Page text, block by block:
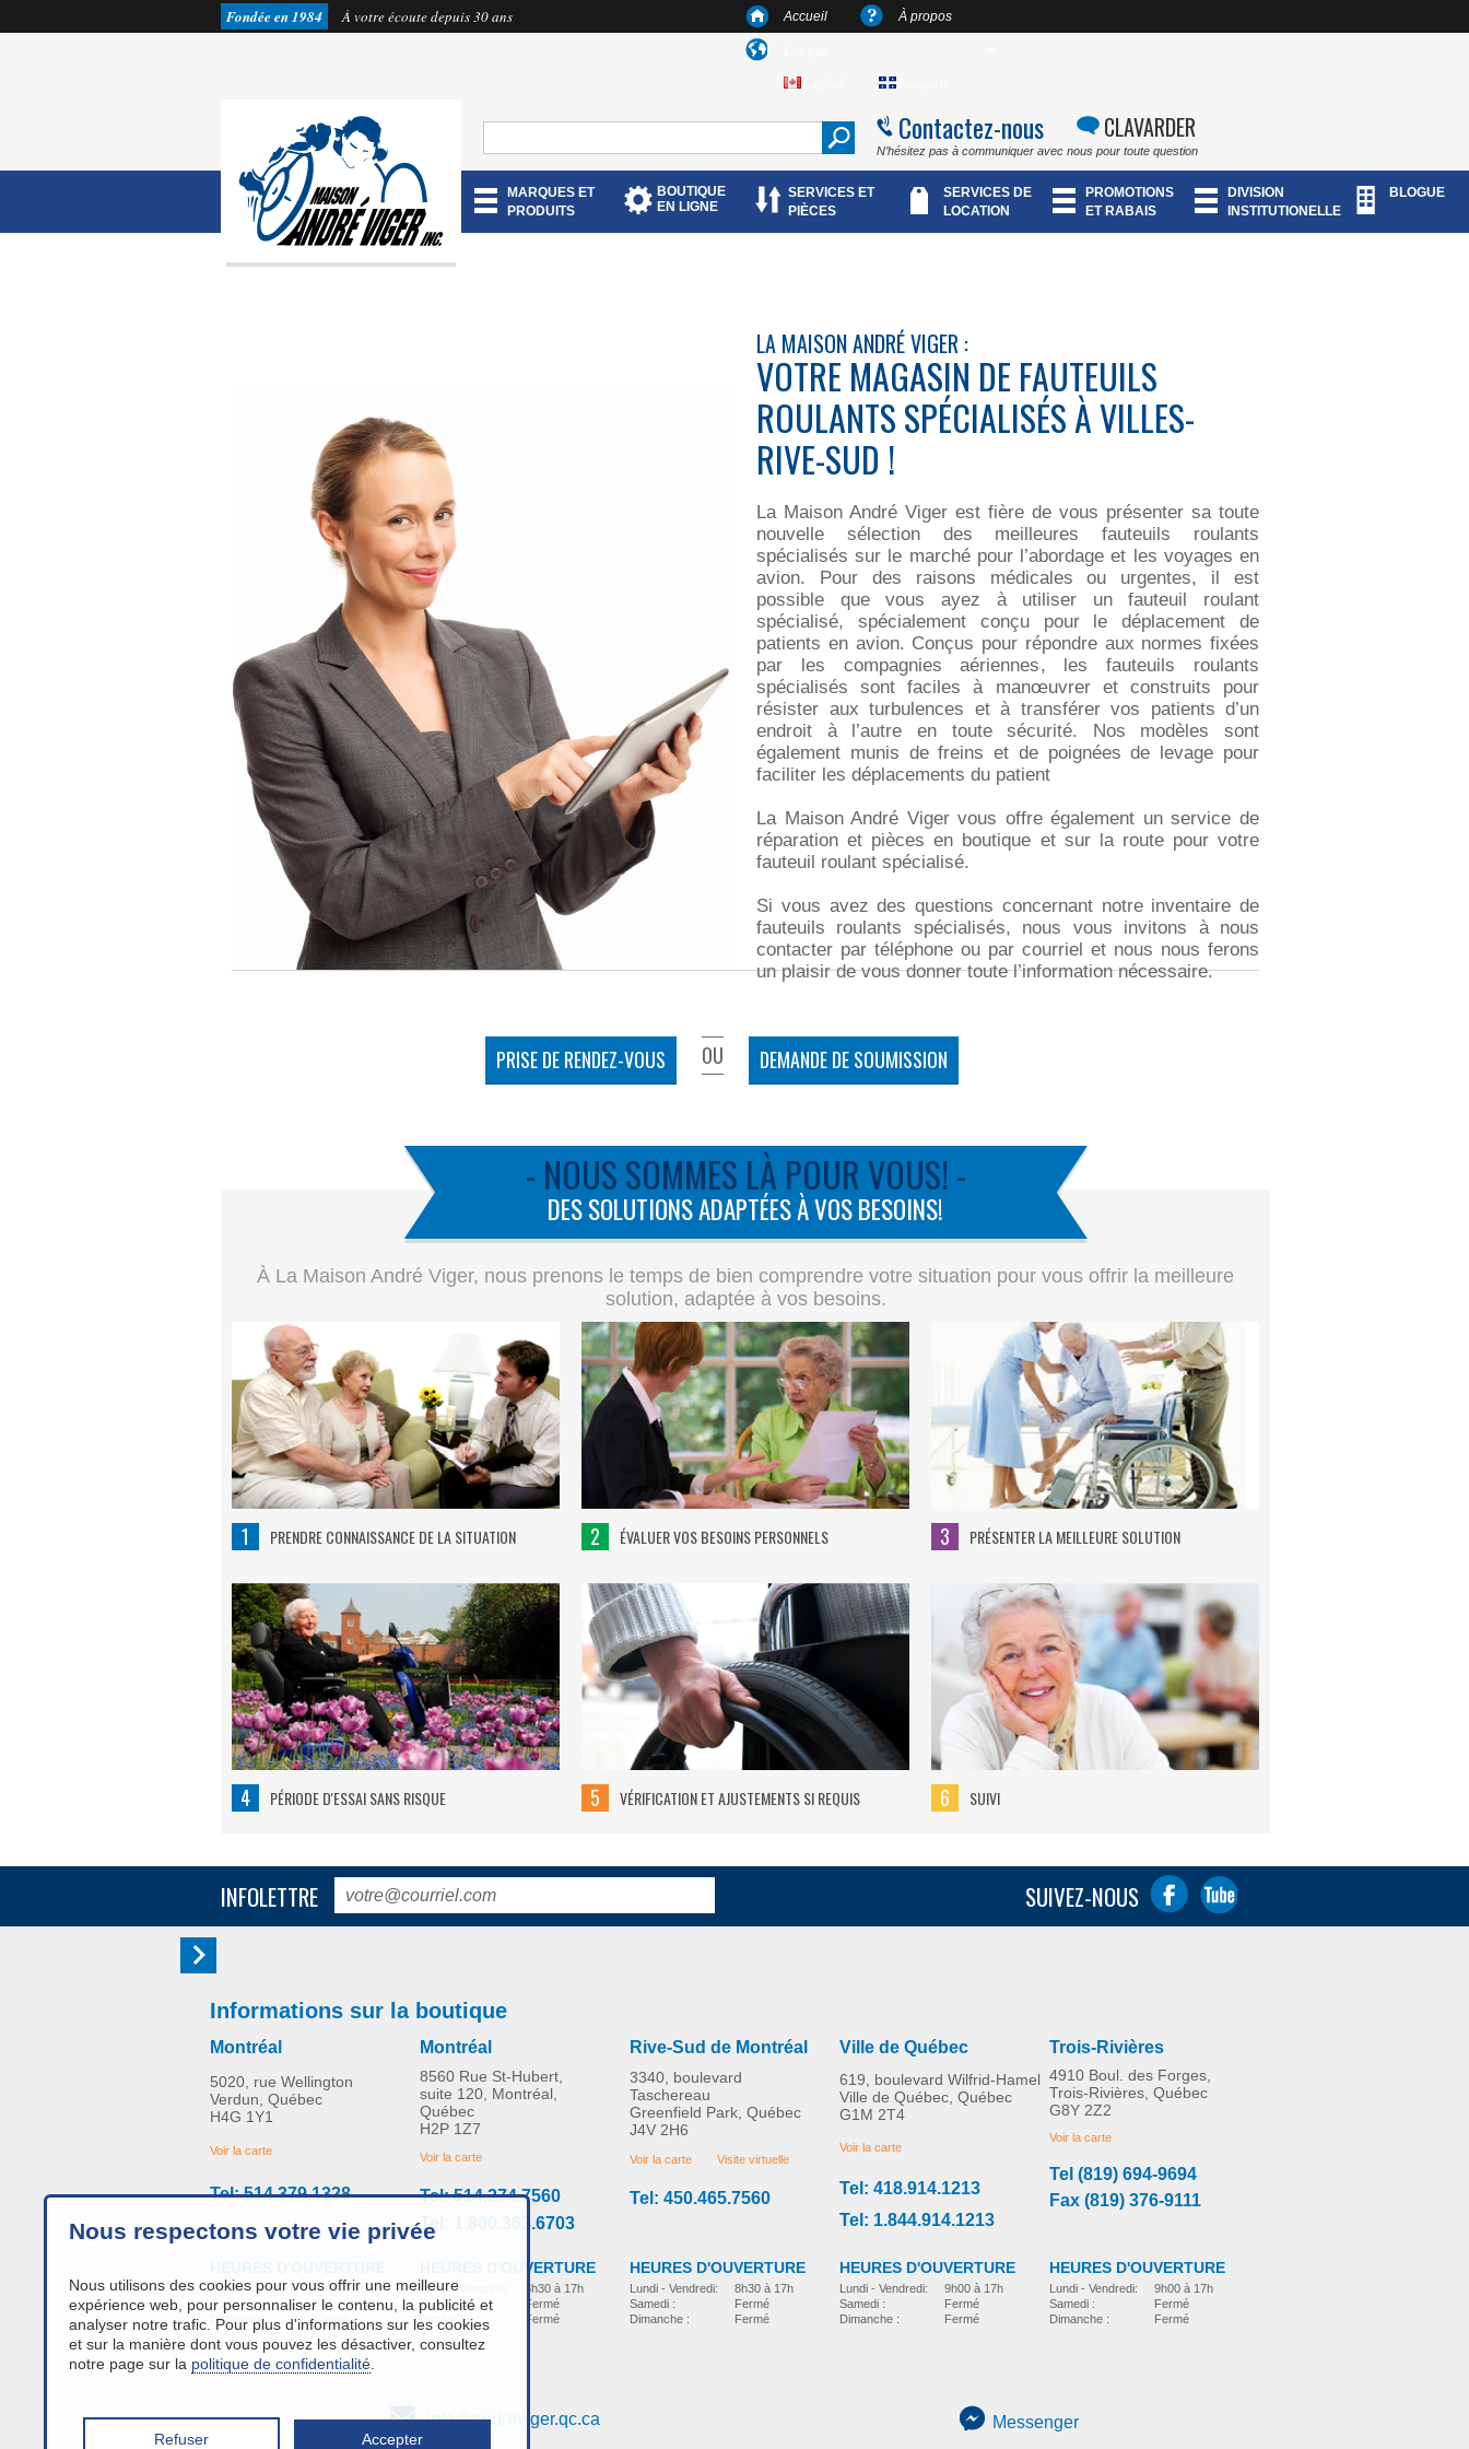
Fondée en 1984 À votre écoute depuis 30 ans Accueil À propos
Contactez-nous CLAVARDER
N’hésitez pas à communiquer avec nous pour toute question
MARQUES ET
PRODUITS
BOUTIQUE
EN LIGNE
SERVICES ET
PIÈCES
SERVICES DE
LOCATION
PROMOTIONS
ET RABAIS
DIVISION
INSTITUTIONELLE
BLOGUE
Nous respectons votre vie privée
Nous utilisons des cookies pour vous offrir une meilleure
expérience web, pour personnaliser le contenu, la publicité et
analyser notre trafic. Pour plus d'informations sur les cookies
et sur la manière dont vous pouvez les désactiver, consultez
notre page sur la politique de confidentialité.
Refuser Accepter
LA MAISON ANDRÉ VIGER :
VOTRE MAGASIN DE FAUTEUILS
ROULANTS SPÉCIALISÉS À VILLES-
RIVE-SUD !
La Maison André Viger est fière de vous présenter sa toute
nouvelle sélection des meilleures fauteuils roulants
spécialisés sur le marché pour l’abordage et les voyages en
avion. Pour des raisons médicales ou urgentes, il est
possible que vous ayez à utiliser un fauteuil roulant
spécialisé, spécialement conçu pour le déplacement de
patients en avion. Conçus pour répondre aux normes fixées
par les compagnies aériennes, les fauteuils roulants
spécialisés sont faciles à manœuvrer et construits pour
résister aux turbulences et à transférer vos patients d’un
endroit à l’autre en toute sécurité. Nos modèles sont
également munis de freins et de poignées de levage pour
faciliter les déplacements du patient
La Maison André Viger vous offre également un service de
réparation et pièces en boutique et sur la route pour votre
fauteuil roulant spécialisé.
Si vous avez des questions concernant notre inventaire de
fauteuils roulants spécialisés, nous vous invitons à nous
contacter par téléphone ou par courriel et nous nous ferons
un plaisir de vous donner toute l’information nécessaire.
PRISE DE RENDEZ-VOUS OU DEMANDE DE SOUMISSION
- NOUS SOMMES LÀ POUR VOUS! -
DES SOLUTIONS ADAPTÉES À VOS BESOINS!
À La Maison André Viger, nous prenons le temps de bien comprendre votre situation pour vous offrir la meilleure
solution, adaptée à vos besoins.
1 PRENDRE CONNAISSANCE DE LA SITUATION 2 ÉVALUER VOS BESOINS PERSONNELS 3 PRÉSENTER LA MEILLEURE SOLUTION
4 PÉRIODE D'ESSAI SANS RISQUE 5 VÉRIFICATION ET AJUSTEMENTS SI REQUIS 6 SUIVI
INFOLETTRE SUIVEZ-NOUS
Informations sur la boutique
Montréal
5020, rue Wellington
Verdun, Québec
H4G 1Y1
Voir la carte
Tel: 514.379.1328
Lundi - Vendredi:
Samedi :
Dimanche :
9h00 à 16h
Fermé
Montréal
8560 Rue St-Hubert,
suite 120, Montréal,
Québec
H2P 1Z7
Voir la carte
Tel: 514.274.7560
Tel: 1.800.363.6703
HEURES D'OUVERTURE
Lundi - Vendredi:
Samedi :
Dimanche :
8h30 à 17h
Fermé
Fermé
Rive-Sud de Montréal
3340, boulevard
Taschereau
Greenfield Park, Québec
J4V 2H6
Voir la carte Visite virtuelle
Tel: 450.465.7560
HEURES D'OUVERTURE
Lundi - Vendredi:
Samedi :
Dimanche :
8h30 à 17h
Fermé
Fermé
Ville de Québec
619, boulevard Wilfrid-Hamel
Ville de Québec, Québec
G1M 2T4
Voir la carte
Tel: 418.914.1213
Tel: 1.844.914.1213
HEURES D'OUVERTURE
Lundi - Vendredi:
Samedi :
Dimanche :
9h00 à 17h
Fermé
Fermé
Trois-Rivières
4910 Boul. des Forges,
Trois-Rivières, Québec
G8Y 2Z2
Voir la carte
Tel (819) 694-9694
Fax (819) 376-9111
HEURES D'OUVERTURE
Lundi - Vendredi:
Samedi :
Dimanche :
9h00 à 17h
Fermé
Fermé
info@andreviger.qc.ca Messenger